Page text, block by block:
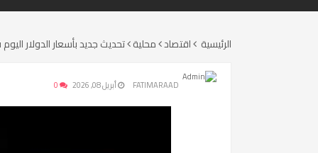
الرئيسية اقتصاد محلية تحديث جديد بأسعار الدولار
FATIMARAAD أبريل 08, 2026